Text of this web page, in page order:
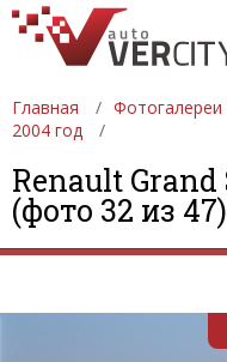
Главная Фотогалереи
2004 год
Renault Grand
(фото 32 из 47)
ФОТОГАЛЕРЕИ
АВТОСАЛОНЫ